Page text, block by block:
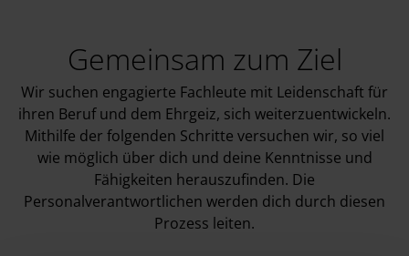
Gemeinsam zum Ziel
Wir suchen engagierte Fachleute mit Leidenschaft für
ihren Beruf und dem Ehrgeiz, sich weiterzuentwickeln.
Mithilfe der folgenden Schritte versuchen wir, so viel
wie möglich über dich und deine Kenntnisse und
Fähigkeiten herauszufinden. Die
Personalverantwortlichen werden dich durch diesen
Prozess leiten.